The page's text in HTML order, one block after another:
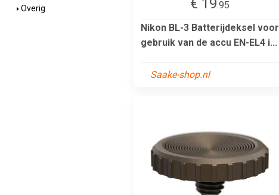
Overig
.95
Nikon BL-3 Batterijdeksel voor
gebruik van de accu EN-EL4 i...
Saake-shop.nl